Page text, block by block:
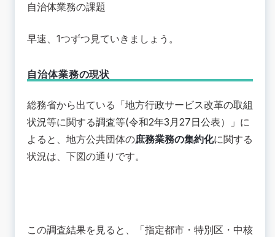
自治体業務の課題
早速、1つずつ見ていきましょう。
自治体業務の現状
総務省から出ている「地方行政サービス改革の取組
状況等に関する調査等(令和2年3月27日公表）
」に
よると、地方公共団体の庶務業務の集約化に関する
状況は、下図の通りです。
この調査結果を見ると、「指定都市・特別区・中核